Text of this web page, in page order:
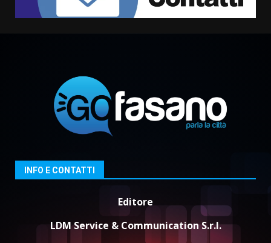
conferma di voler ricorrere per
ottenere l’iscrizione
ufficialmente la Festa di
Savelletri
8 Agosto 2026 11:00
4
Santis
8 Agosto 2026 07:30
Politiche Giovanili e Mobilità
Sostenibile: premiati gli studenti
INFO E CONTATTI
Editore
LDM Service & Communication S.r.l.